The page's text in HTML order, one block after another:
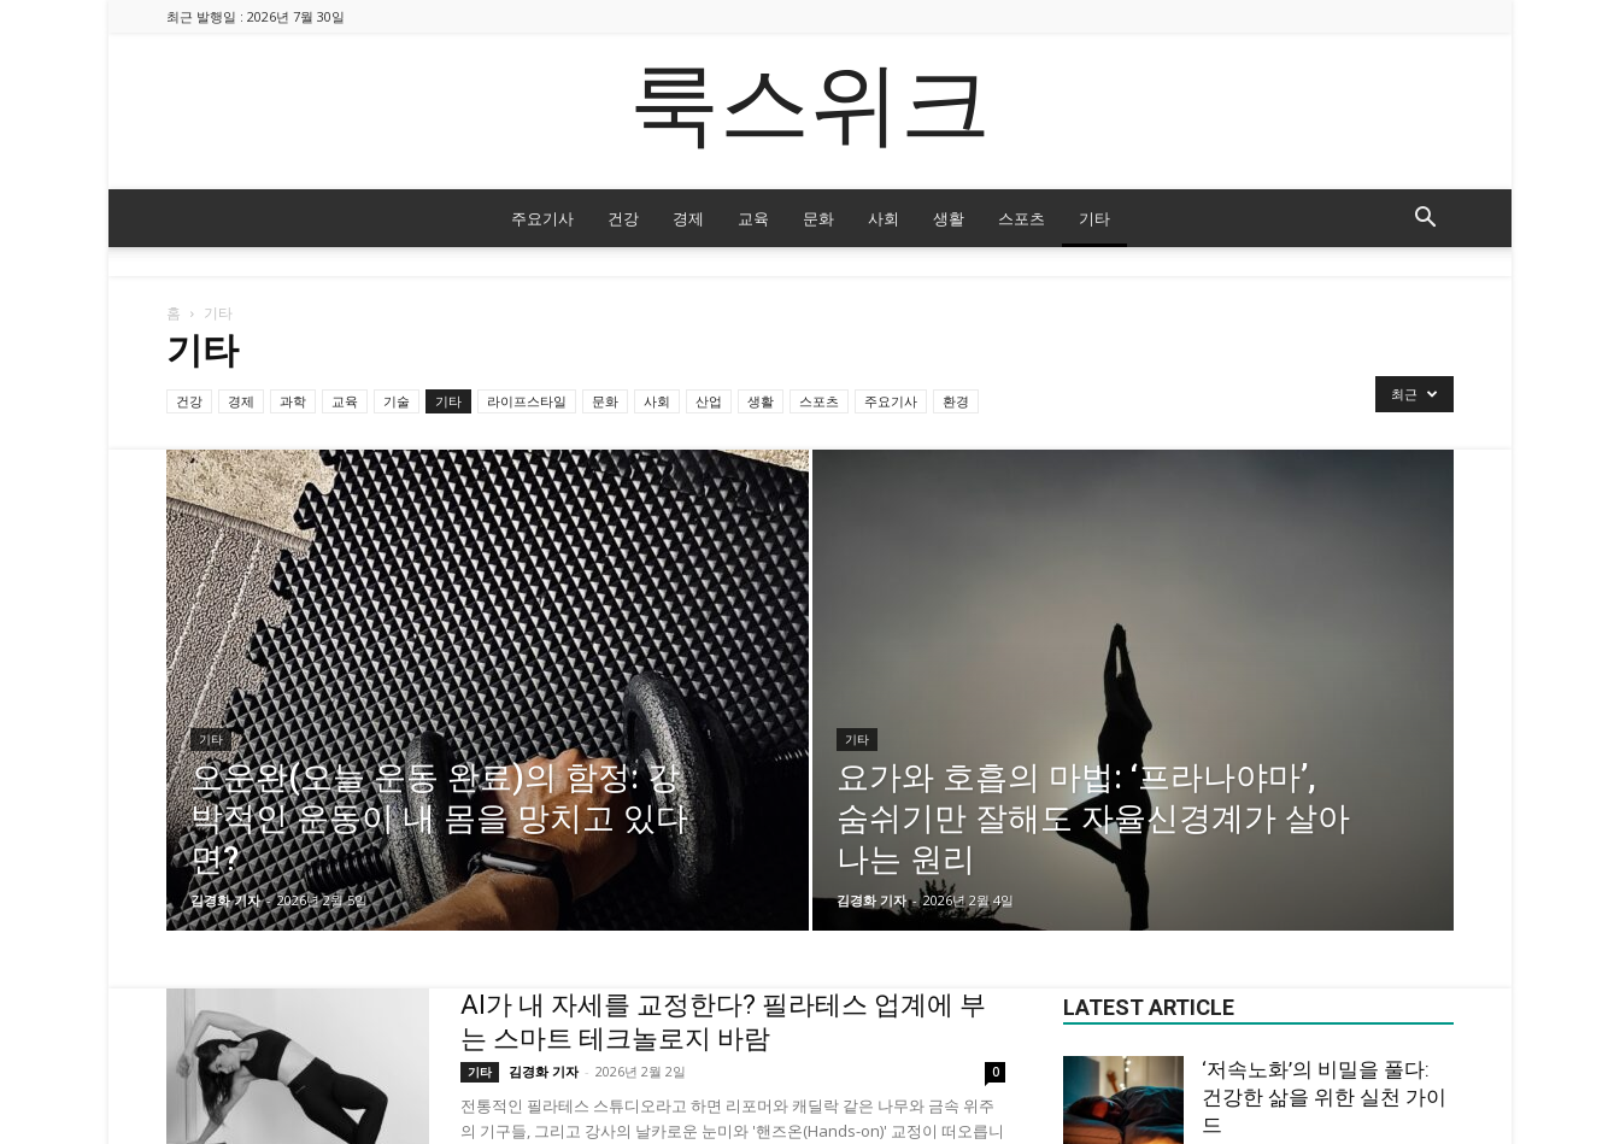
최근 발행일 : 2026년 7월 30일
룩스위크
주요기사 건강 경제 교육 문화 사회 생활 스포츠 기타
홈 기타
기타
건강 경제 과학 교육 기술 기타 라이프스타일 문화 사회 산업 생활 스포츠 주요기사 환경 최근
기타
오운완(오늘 운동 완료)의 함정: 강
박적인 운동이 내 몸을 망치고 있다
면?
김경화 기자 - 2026년 2월 5일
기타
요가와 호흡의 마법: ‘프라나야마’,
숨쉬기만 잘해도 자율신경계가 살아
나는 원리
김경화 기자 - 2026년 2월 4일
AI가 내 자세를 교정한다? 필라테스 업계에 부
는 스마트 테크놀로지 바람
기타 김경화 기자 - 2026년 2월 2일 0
전통적인 필라테스 스튜디오라고 하면 리포머와 캐딜락 같은 나무와 금속 위주
의 기구들, 그리고 강사의 날카로운 눈미와 '핸즈온(Hands-on)' 교정이 떠오릅니
LATEST ARTICLE
‘저속노화’의 비밀을 풀다:
건강한 삶을 위한 실천 가이
드